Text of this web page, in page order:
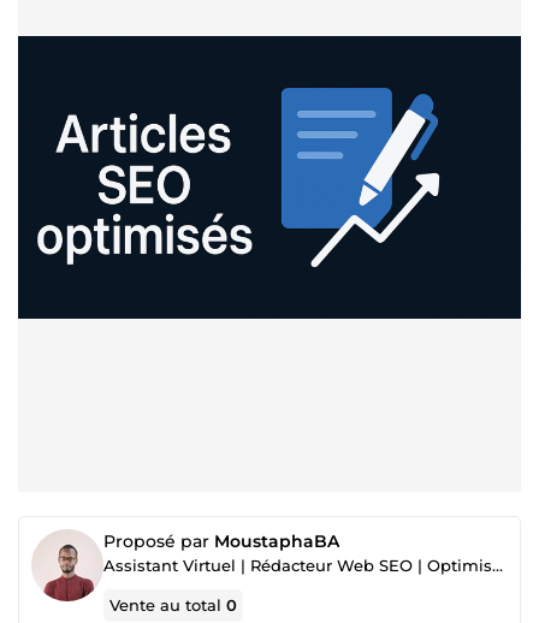
Proposé par MoustaphaBA
Assistant Virtuel | Rédacteur Web SEO | Optimisation & Productivité
Vente au total0